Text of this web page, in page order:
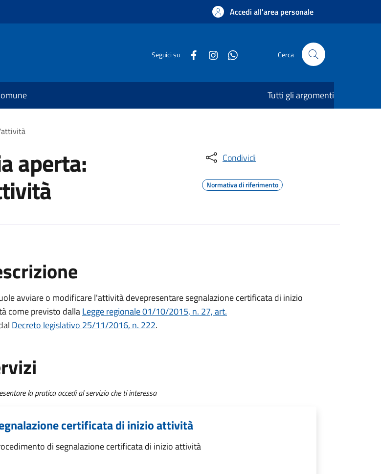
Accedi all'area personale
Seguici su Cerca
Tutti gli argomenti
aperta: Condividi
Normativa di riferimento
avviare o modificare l'attività devepresentare segnalazione certificata di inizio
come previsto dallaLegge regionale 01/10/2015, n. 27, art.
Decreto legislativo 25/11/2016, n. 222.
la pratica accedi al servizio che ti interessa
certificata di inizio attività
di segnalazione certificata di inizio attività